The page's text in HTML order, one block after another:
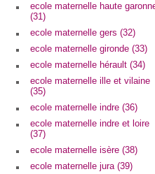
ecole maternelle haute
(31)
ecole maternelle gers (32)
ecole maternelle gironde (33)
ecole maternelle hérault (34)
ecole maternelle ille et vilaine
(35)
ecole maternelle indre (36)
ecole maternelle indre et loire
(37)
ecole maternelle isère (38)
ecole maternelle jura (39)